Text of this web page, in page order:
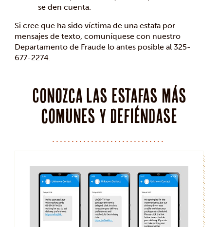
se den cuenta.
Si cree que ha sido víctima de una estafa por
mensajes de texto, comuníquese con nuestro
Departamento de Fraude lo antes posible al 325-
677-2274.
Conozca las estafas más
comunes y defiéndase